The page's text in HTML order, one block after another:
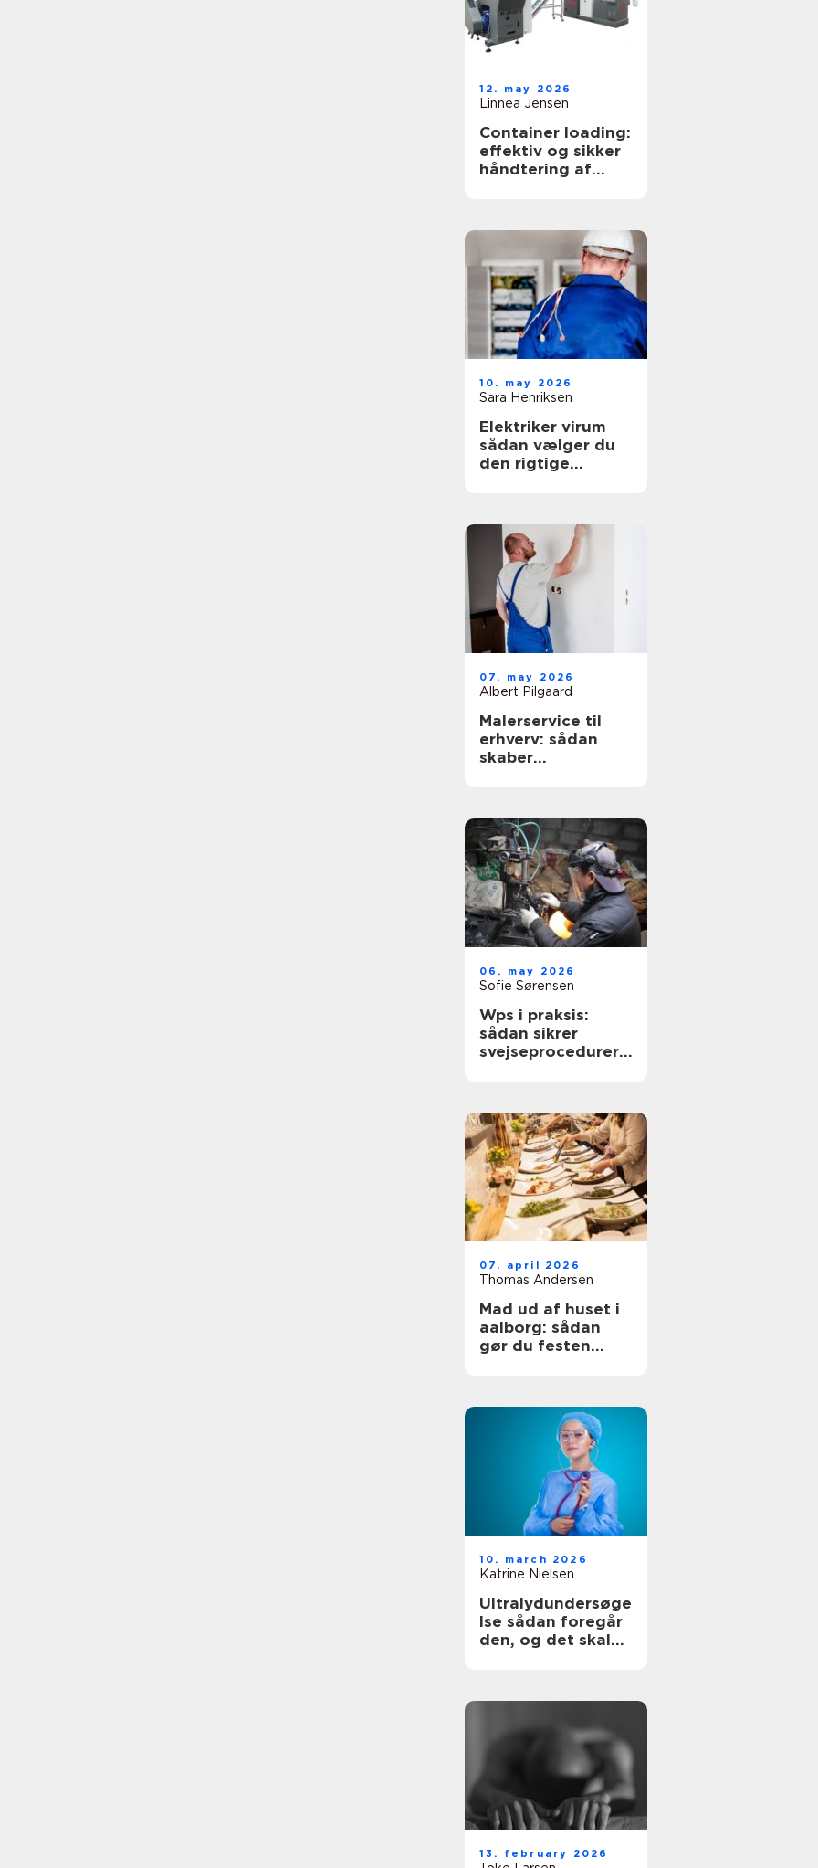
12. may 2026
Linnea Jensen
Container loading:
effektiv og sikker
håndtering af
10. may 2026
Sara Henriksen
Elektriker virum
sådan vælger du
den rigtige
07. may 2026
Albert Pilgaard
Malerservice til
erhverv: sådan
skaber
virksomheder
06. may 2026
Sofie Sørensen
Wps i praksis:
sådan sikrer
svejseprocedurer
07. april 2026
Thomas Andersen
Mad ud af huset i
aalborg: sådan
gør du festen
10. march 2026
Katrine Nielsen
Ultralydundersøge
lse sådan foregår
den, og det skal
13. february 2026